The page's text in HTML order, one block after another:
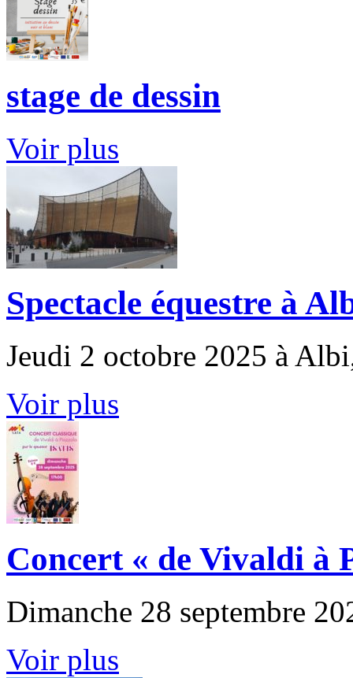
stage de dessin
Voir plus
Spectacle équestre à
Jeudi 2 octobre 2025 à
Voir plus
Concert « de Vivaldi à
Dimanche 28 septembre
Voir plus